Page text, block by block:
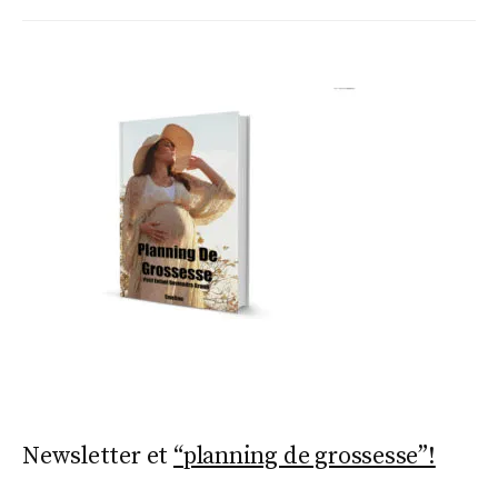
Newsletter et “planning de grossesse”!